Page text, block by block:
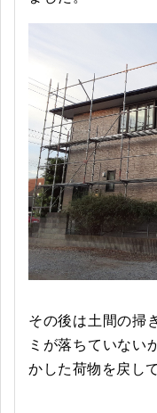
その後は土間の掃
ミが落ちていない
かした荷物を戻し